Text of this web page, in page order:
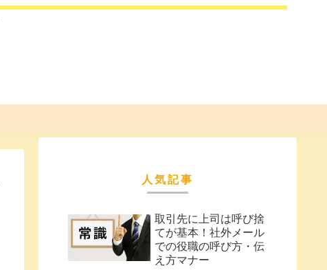
人気記事
取引先に上司は呼び捨
てが基本！社外メール
での役職の呼び方・伝
え方マナー